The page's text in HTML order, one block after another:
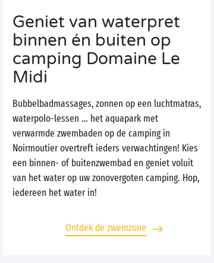
Geniet van waterpret
binnen én buiten op
camping Domaine Le
Midi
Bubbelbadmassages, zonnen op een luchtmatras,
waterpolo-lessen … het aquapark met
verwarmde zwembaden op de camping in
Noirmoutier overtreft ieders verwachtingen! Kies
een binnen- of buitenzwembad en geniet voluit
van het water op uw zonovergoten camping. Hop,
iedereen het water in!
Ontdek de zwemzone